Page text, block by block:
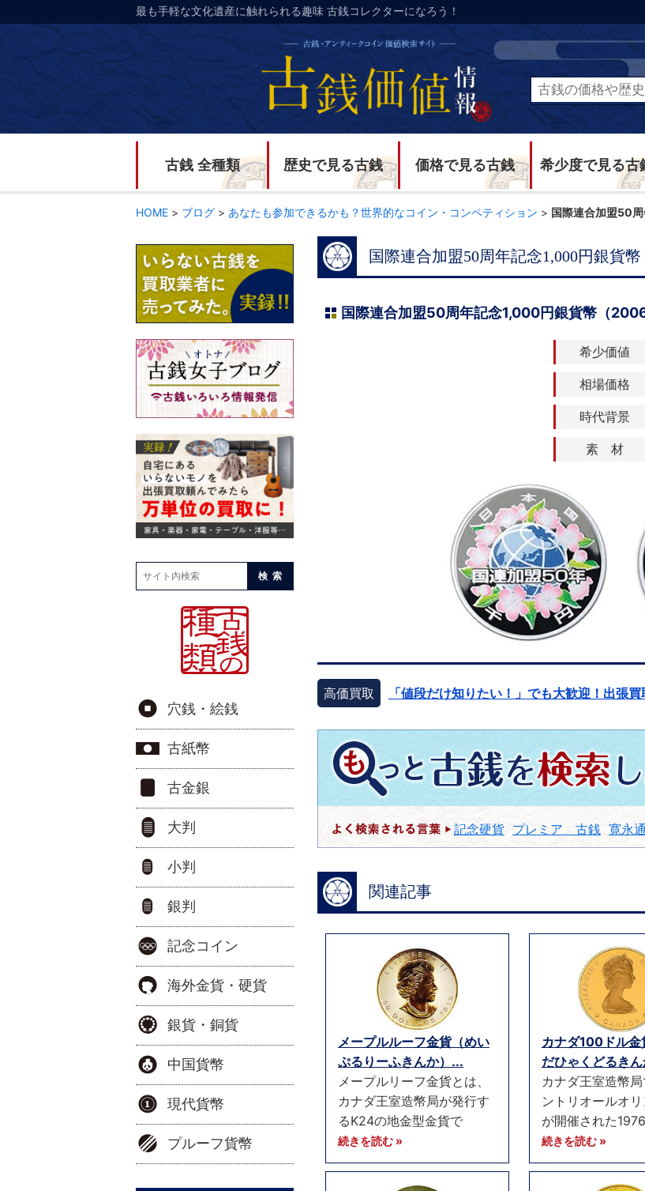
最も手軽な文化遺産に触れられる趣味 古銭コレクターになろう！
古銭 全種類 歴史で見る古銭 価格で見る古銭 希少度で見る古
HOME > ブログ > あなたも参加できるかも？世界的なコイン・コンペティション > 国際連合加盟50
国際連合加盟50周年記念1,000円銀貨幣
国際連合加盟50周年記念1,000円銀貨幣（2006
希少価値
相場価格
時代背景
素 材
高価買取 「値段だけ知りたい！」でも大歓迎！出張
記念硬貨 プレミア 古銭 寛永
関連記事
メープルルーフ金貨（めい
ぷるりーふきんか）...
メープルリーフ金貨とは、
カナダ王室造幣局が発行す
るK24の地金型金貨で
続きを読む »
カナダ100ドル金
だひゃくどるき
カナダ王室造幣
ントリオールオ
が開催された
続きを読む »
検索
穴銭・絵銭
古紙幣
古金銀
大判
小判
銀判
記念コイン
海外金貨・硬貨
銀貨・銅貨
中国貨幣
現代貨幣
プルーフ貨幣